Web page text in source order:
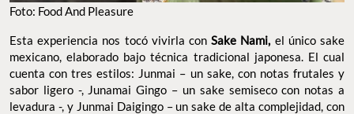
Foto: Food And Pleasure
Esta experiencia nos tocó vivirla conSake Nami, el único sake
mexicano, elaborado bajo técnica tradicional japonesa. El cual
cuenta con tres estilos: Junmai – un sake, con notas frutales y
sabor ligero -, Junamai Gingo – un sake semiseco con notas a
levadura -, y Junmai Daigingo – un sake de alta complejidad, con